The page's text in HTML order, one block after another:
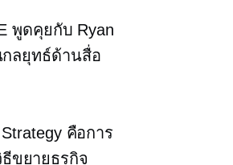
พูดคุยกับ Ryan
กลยุทธ์ด้านสื่อ
คือการ
ขยายธุรกิจ